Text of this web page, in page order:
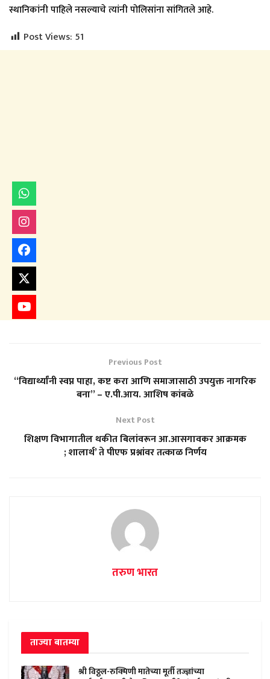
स्थानिकांनी पाहिले नसल्याचे त्यांनी पोलिसांना सांगितले आहे.
Post Views: 51
Previous Post
“विद्यार्थ्यांनी स्वप्न पाहा, कष्ट करा आणि समाजासाठी उपयुक्त नागरिक
बना” – ए.पी.आय. आशिष कांबळे
Next Post
शिक्षण विभागातील थकीत बिलांवरून आ.आसगावकर आक्रमक
; शालार्थ’ ते पीएफ प्रश्नांवर तत्काळ निर्णय
तरुण भारत
ताज्या बातम्या
श्री विठ्ठल-रुक्मिणी मातेच्या मूर्ती तज्ज्ञांच्या